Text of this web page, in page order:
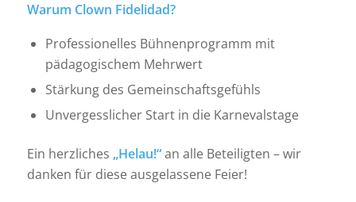
Warum Clown Fidelidad?
Professionelles Bühnenprogramm mit
pädagogischem Mehrwert
Stärkung des Gemeinschaftsgefühls
Unvergesslicher Start in die Karnevalstage
Ein herzliches „Helau!“an alle Beteiligten – wir
danken für diese ausgelassene Feier!